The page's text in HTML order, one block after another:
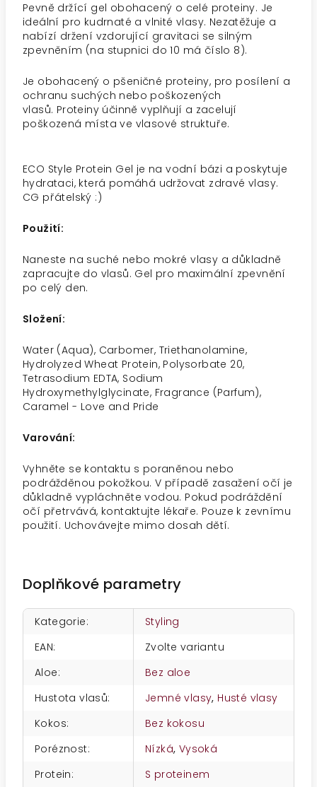
Pevně držící gel obohacený o celé proteiny. Je
ideální pro kudrnaté a vlnité vlasy. Nezatěžuje a
nabízí držení vzdorující gravitaci se silným
zpevněním (na stupnici do 10 má číslo 8).
Je obohacený o pšeničné proteiny, pro posílení a
ochranu suchých nebo poškozených
vlasů. Proteiny účinně vyplňují a zacelují
poškozená místa ve vlasové struktuře.
ECO Style Protein Gel je na vodní bázi a poskytuje
hydrataci, která pomáhá udržovat zdravé vlasy.
CG přátelský :)
Použití:
Naneste na suché nebo mokré vlasy a důkladně
zapracujte do vlasů. Gel pro maximální zpevnění
po celý den.
Složení:
Water (Aqua), Carbomer, Triethanolamine,
Hydrolyzed Wheat Protein, Polysorbate 20,
Tetrasodium EDTA, Sodium
Hydroxymethylglycinate, Fragrance (Parfum),
Caramel - Love and Pride
Varování:
Vyhněte se kontaktu s poraněnou nebo
podrážděnou pokožkou. V případě zasažení očí je
důkladně vypláchněte vodou. Pokud podráždění
očí přetrvává, kontaktujte lékaře. Pouze k zevnímu
použití. Uchovávejte mimo dosah dětí.
Doplňkové parametry
Kategorie:
Styling
EAN:
Zvolte variantu
Aloe:
Bez aloe
Hustota vlasů: Jemné vlasy, Husté vlasy
Kokos:
Bez kokosu
Poréznost: Nízká, Vysoká
Protein: S proteinem